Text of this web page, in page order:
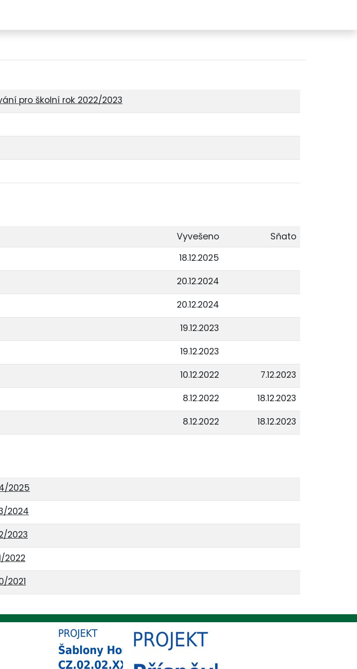
pro školní rok 2022/2023
Vyvešeno
Sňato
18.12.2025
20.12.2024
20.12.2024
19.12.2023
19.12.2023
10.12.2022
7.12.2023
8.12.2022
18.12.2023
8.12.2022 18.12.2023
2025
2024
2023
2022
2021